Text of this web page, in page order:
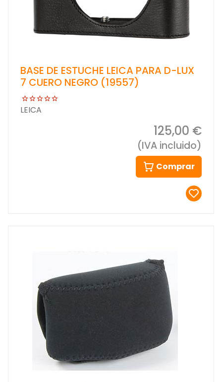
BASE DE ESTUCHE LEICA PARA D-LUX
7 CUERO NEGRO (19557)
LEICA
125,00 €
(IVA incluido)
Comprar